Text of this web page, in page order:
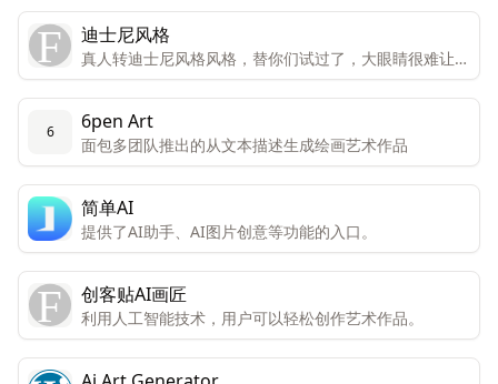
迪士尼风格
真人转迪士尼风格风格，替你们试过了，大眼睛很难让人
不喜欢。
6 6pen Art
面包多团队推出的从文本描述生成绘画艺术作品
简单AI
提供了AI助手、AI图片创意等功能的入口。
创客贴AI画匠
利用人工智能技术，用户可以轻松创作艺术作品。